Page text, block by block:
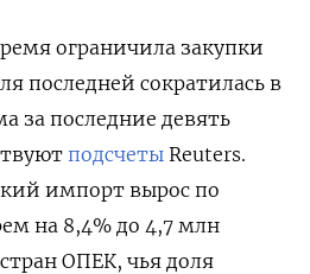
ограничила закупки
последней сократилась в
за последние девять
подсчеты Reuters.
импорт вырос по
на 8,4% до 4,7 млн
ОПЕК, чья доля